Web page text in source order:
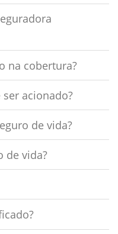
na cobertura?
acionado?
de vida?
de vida?